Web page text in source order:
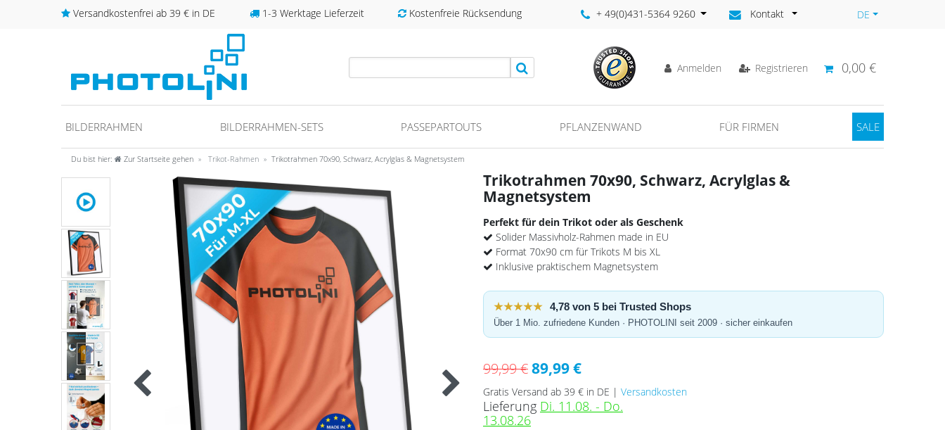
Versandkostenfrei ab 39 € in DE 1-3 Werktage Lieferzeit Kostenfreie Rücksendung + 49(0)431-5364 9260 Kontakt DE
Anmelden Registrieren 0,00 €
BILDERRAHMEN BILDERRAHMEN-SETS PASSEPARTOUTS PFLANZENWAND FÜR FIRMEN SALE
Du bist hier: Zur Startseite gehen Trikot-Rahmen Trikotrahmen 70x90, Schwarz, Acrylglas & Magnetsystem
Trikotrahmen 70x90, Schwarz, Acrylglas &
Magnetsystem
Perfekt für dein Trikot oder als Geschenk
Solider Massivholz-Rahmen made in EU
Format 70x90 cm für Trikots M bis XL
Inklusive praktischem Magnetsystem
★★★★★ 4,78 von 5 bei Trusted Shops
Über 1 Mio. zufriedene Kunden · PHOTOLINI seit 2009 · sicher einkaufen
99,99 €89,99 €
Gratis Versand ab 39 € in DE | Versandkosten
Lieferung Di. 11.08. - Do.
13.08.26